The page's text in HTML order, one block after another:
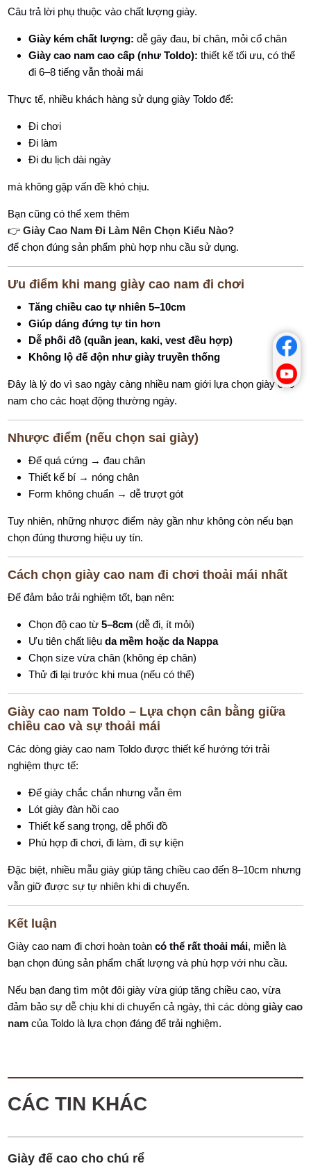
Câu trả lời phụ thuộc vào chất lượng giày.
Giày kém chất lượng: dễ gây đau, bí chân, mỏi cổ chân
Giày cao nam cao cấp (như Toldo): thiết kế tối ưu, có thể
đi 6–8 tiếng vẫn thoải mái
Thực tế, nhiều khách hàng sử dụng giày Toldo để:
Đi chơi
Đi làm
Đi du lịch dài ngày
mà không gặp vấn đề khó chịu.
Bạn cũng có thể xem thêm
👉Giày Cao Nam Đi Làm Nên Chọn Kiểu Nào?
để chọn đúng sản phẩm phù hợp nhu cầu sử dụng.
Ưu điểm khi mang giày cao nam đi chơi
Tăng chiều cao tự nhiên 5–10cm
Giúp dáng đứng tự tin hơn
Dễ phối đồ (quần jean, kaki, vest đều hợp)
Không lộ đế độn như giày truyền thống
Đây là lý do vì sao ngày càng nhiều nam giới lựa chọn giày cao
nam cho các hoạt động thường ngày.
Nhược điểm (nếu chọn sai giày)
Đế quá cứng → đau chân
Thiết kế bí → nóng chân
Form không chuẩn → dễ trượt gót
Tuy nhiên, những nhược điểm này gần như không còn nếu bạn
chọn đúng thương hiệu uy tín.
Cách chọn giày cao nam đi chơi thoải mái nhất
Để đảm bảo trải nghiệm tốt, bạn nên:
Chọn độ cao từ5–8cm (dễ đi, ít mỏi)
Ưu tiên chất liệuda mềm hoặc da Nappa
Chọn size vừa chân (không ép chân)
Thử đi lại trước khi mua (nếu có thể)
Giày cao nam Toldo – Lựa chọn cân bằng giữa
chiều cao và sự thoải mái
Các dòng giày cao nam Toldo được thiết kế hướng tới trải
nghiệm thực tế:
Đế giày chắc chắn nhưng vẫn êm
Lót giày đàn hồi cao
Thiết kế sang trọng, dễ phối đồ
Phù hợp đi chơi, đi làm, đi sự kiện
Đặc biệt, nhiều mẫu giày giúp tăng chiều cao đến 8–10cm nhưng
vẫn giữ được sự tự nhiên khi di chuyển.
Kết luận
Giày cao nam đi chơi hoàn toàncó thể rất thoải mái, miễn là
bạn chọn đúng sản phẩm chất lượng và phù hợp với nhu cầu.
Nếu bạn đang tìm một đôi giày vừa giúp tăng chiều cao, vừa
đảm bảo sự dễ chịu khi di chuyển cả ngày, thì các dònggiày cao
nam của Toldo là lựa chọn đáng để trải nghiệm.
CÁC TIN KHÁC
Giày đế cao cho chú rể